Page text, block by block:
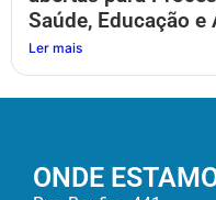
Saúde, Educação e
Ler mais
ONDE